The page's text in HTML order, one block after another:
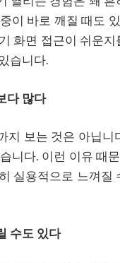
이 바로 깨질 때도
화면 접근이 쉬운
습니다.
다 많다
지 보는 것은 아닙
니다. 이런 이유 때
실용적으로 느껴
수도 있다